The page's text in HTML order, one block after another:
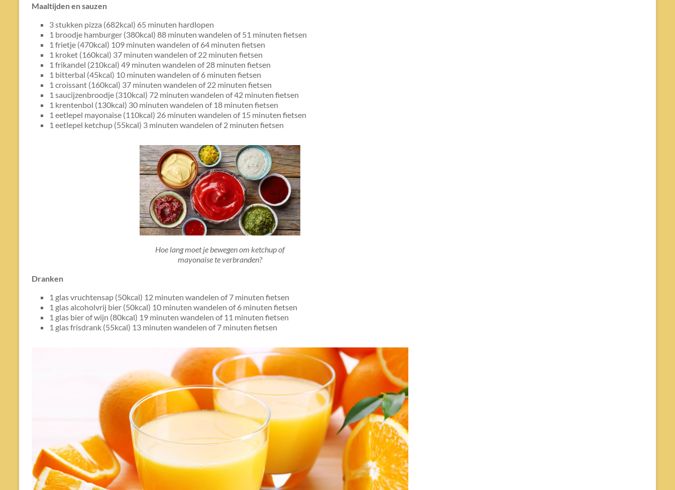
Maaltijden en sauzen
3 stukken pizza (682kcal) 65 minuten hardlopen
1 broodje hamburger (380kcal) 88 minuten wandelen of 51 minuten fietsen
1 frietje (470kcal) 109 minuten wandelen of 64 minuten fietsen
1 kroket (160kcal) 37 minuten wandelen of 22 minuten fietsen
1 frikandel (210kcal) 49 minuten wandelen of 28 minuten fietsen
1 bitterbal (45kcal) 10 minuten wandelen of 6 minuten fietsen
1 croissant (160kcal) 37 minuten wandelen of 22 minuten fietsen
1 saucijzenbroodje (310kcal) 72 minuten wandelen of 42 minuten fietsen
1 krentenbol (130kcal) 30 minuten wandelen of 18 minuten fietsen
1 eetlepel mayonaise (110kcal) 26 minuten wandelen of 15 minuten fietsen
1 eetlepel ketchup (55kcal) 3 minuten wandelen of 2 minuten fietsen
Hoe lang moet je bewegen om ketchup of
mayonaise te verbranden?
Dranken
1 glas vruchtensap (50kcal) 12 minuten wandelen of 7 minuten fietsen
1 glas alcoholvrij bier (50kcal) 10 minuten wandelen of 6 minuten fietsen
1 glas bier of wijn (80kcal) 19 minuten wandelen of 11 minuten fietsen
1 glas frisdrank (55kcal) 13 minuten wandelen of 7 minuten fietsen